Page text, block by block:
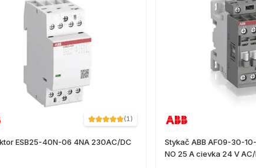
(1)
ESB25-40N-06 4NA 230AC/DC
Stykač ABB AF09-30-10-
NO 25 A cievka 24 V